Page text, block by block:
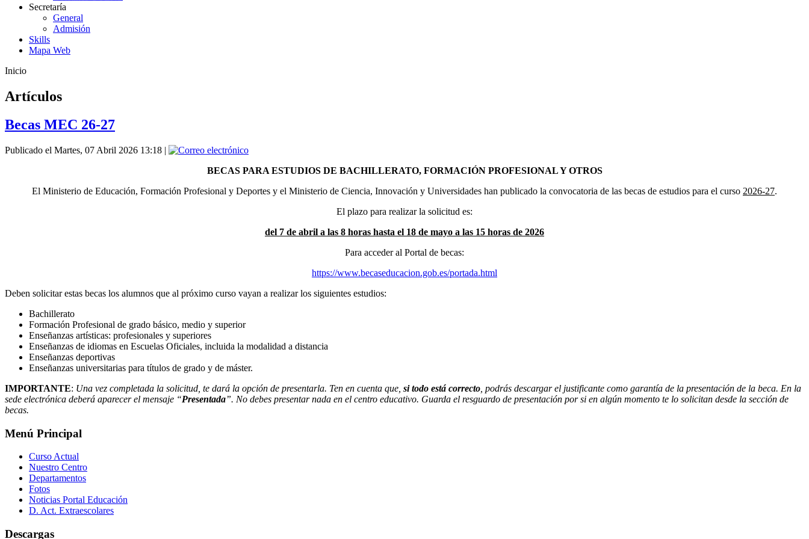
Secretaría
General
Admisión
Skills
Mapa Web
Inicio
Artículos
Becas MEC 26-27
Publicado el Martes, 07 Abril 2026 13:18 |
BECAS PARA ESTUDIOS DE BACHILLERATO, FORMACIÓN PROFESIONAL Y OTROS
El Ministerio de Educación, Formación Profesional y Deportes y el Ministerio de Ciencia, Innovación y Universidades han publicado la convocatoria de las becas de estudios para el curso 2026-27.
El plazo para realizar la solicitud es:
del 7 de abril a las 8 horas hasta el 18 de mayo a las 15 horas de 2026
Para acceder al Portal de becas:
https://www.becaseducacion.gob.es/portada.html
Deben solicitar estas becas los alumnos que al próximo curso vayan a realizar los siguientes estudios:
Bachillerato
Formación Profesional de grado básico, medio y superior
Enseñanzas artísticas: profesionales y superiores
Enseñanzas de idiomas en Escuelas Oficiales, incluida la modalidad a distancia
Enseñanzas deportivas
Enseñanzas universitarias para títulos de grado y de máster.
IMPORTANTE: Una vez completada la solicitud, te dará la opción de presentarla. Ten en cuenta que, si todo está correcto , podrás descargar el justificante como garantía de la presentación de la beca. En la
sede electrónica deberá aparecer el mensaje “Presentada”. No debes presentar nada en el centro educativo. Guarda el resguardo de presentación por si en algún momento te lo solicitan desde la sección de
becas.
Menú Principal
Curso Actual
Nuestro Centro
Departamentos
Fotos
Noticias Portal Educación
D. Act. Extraescolares
Descargas